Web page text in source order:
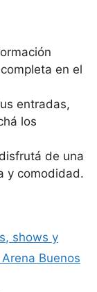
en el
entradas,
los
de una
y comodidad.
shows y
Buenos